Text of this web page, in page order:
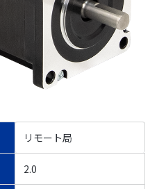
リモート局
2.0